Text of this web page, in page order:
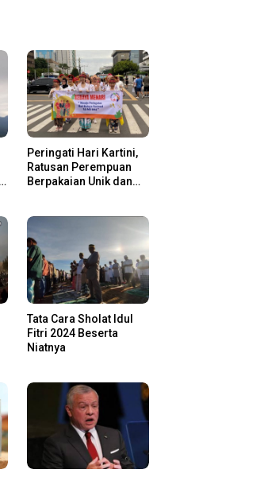
Peringati Hari Kartini,
Ratusan Perempuan
Berpakaian Unik dan
Tata Cara Sholat Idul
Fitri 2024 Beserta
Niatnya